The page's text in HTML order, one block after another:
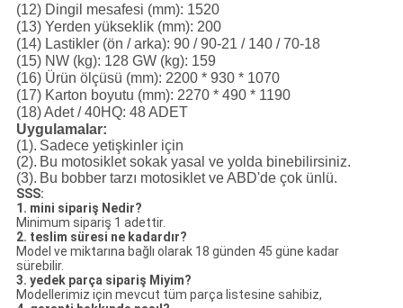
(12) Dingil mesafesi (mm): 1520
(13) Yerden yükseklik (mm): 200
(14) Lastikler (ön / arka): 90 / 90-21 / 140 / 70-18
(15) NW (kg): 128 GW (kg): 159
(16) Ürün ölçüsü (mm): 2200 * 930 * 1070
(17) Karton boyutu (mm): 2270 * 490 * 1190
(18) Adet / 40HQ: 48 ADET
Uygulamalar:
(1). Sadece yetişkinler için
(2). Bu motosiklet sokak yasal ve yolda binebilirsiniz.
(3). Bu bobber tarzı motosiklet ve ABD'de çok ünlü.
SSS:
1. mini sipariş Nedir?
Minimum sipariş 1 adettir.
2. teslim süresi ne kadardır?
Model ve miktarına bağlı olarak 18 günden 45 güne kadar
sürebilir.
3. yedek parça sipariş Miyim?
Modellerimiz için mevcut tüm parça listesine sahibiz,